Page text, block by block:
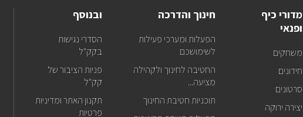
כל
מדורי כיף
ופנאי
משחקים
חידונים
סרטונים
יצירה ירוקה
חינוך והדרכה
הפעלות ומערכי פעילות
לשימושכם
החטיבה לחינוך ולקהילה
מציעה...
תוכניות חטיבת החינוך
ובנוסף
הסדרי נגישות
בקק"ל
פניות הציבור של
קק"ל
תקנון האתר ומדיניות
פרטיות